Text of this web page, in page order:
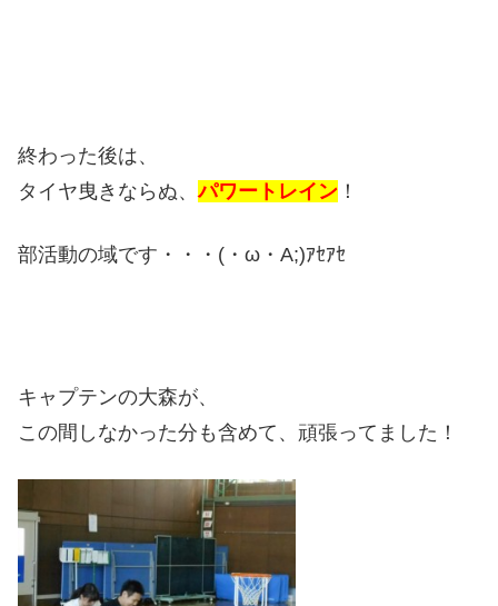
終わった後は、
タイヤ曳きならぬ、パワートレイン ！
部活動の域です・・・(・ω・A;)ｱｾｱｾ
キャプテンの大森が、
この間しなかった分も含めて、頑張ってました！